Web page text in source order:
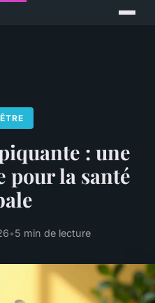
: une
pour la santé
•5 min de lecture